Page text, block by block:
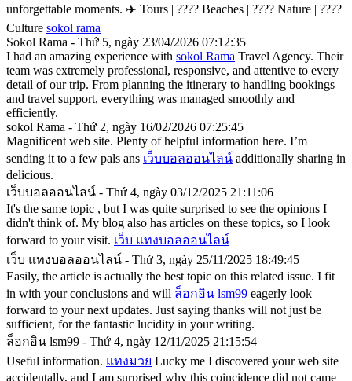
unforgettable moments. ✈️ Tours | ????️ Beaches | ????️ Nature | ????️
Culture sokol rama
Sokol Rama - Thứ 5, ngày 23/04/2026 07:12:35
I had an amazing experience with sokol Rama Travel Agency. Their
team was extremely professional, responsive, and attentive to every
detail of our trip. From planning the itinerary to handling bookings
and travel support, everything was managed smoothly and
efficiently.
sokol Rama - Thứ 2, ngày 16/02/2026 07:25:45
Magnificent web site. Plenty of helpful information here. I’m
sending it to a few pals ans เว็บบอลออนไลน์ additionally sharing in
delicious.
เว็บบอลออนไลน์ - Thứ 4, ngày 03/12/2025 21:11:06
It's the same topic , but I was quite surprised to see the opinions I
didn't think of. My blog also has articles on these topics, so I look
forward to your visit. เว็บ แทงบอลออนไลน์
เว็บ แทงบอลออนไลน์ - Thứ 3, ngày 25/11/2025 18:49:45
Easily, the article is actually the best topic on this related issue. I fit
in with your conclusions and will ล็อกอิน lsm99 eagerly look
forward to your next updates. Just saying thanks will not just be
sufficient, for the fantastic lucidity in your writing.
ล็อกอิน lsm99 - Thứ 4, ngày 12/11/2025 21:15:54
Useful information. แทงมวย Lucky me I discovered your web site
accidentally, and I am surprised why this coincidence did not came